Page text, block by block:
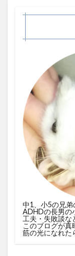
中1、小5の兄弟
ADHDの長男の
工夫・失敗談な
このブログが
筋の光になれた